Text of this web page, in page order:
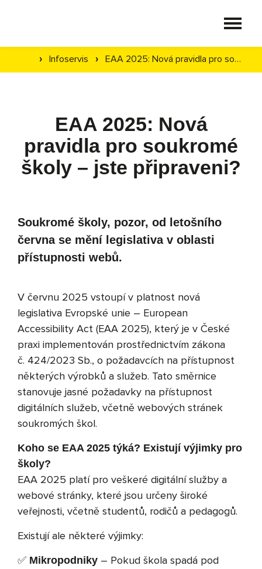
Pro školy
Reference
Kontakt
Vyhledávání
› Infoservis › EAA 2025: Nová pravidla pro soukromé školy – jste připraveni?
EAA 2025: Nová
pravidla pro soukromé
školy – jste připraveni?
Soukromé školy, pozor, od letošního
června se mění legislativa v oblasti
přístupnosti webů.
V červnu 2025 vstoupí v platnost nová
legislativa Evropské unie – European
Accessibility Act (EAA 2025), který je v České
praxi implementován prostřednictvím zákona
č. 424/2023 Sb., o požadavcích na přístupnost
některých výrobků a služeb. Tato směrnice
stanovuje jasné požadavky na přístupnost
digitálních služeb, včetně webových stránek
soukromých škol.
Koho se EAA 2025 týká? Existují výjimky pro
školy?
EAA 2025 platí pro veškeré digitální služby a
webové stránky, které jsou určeny široké
veřejnosti, včetně studentů, rodičů a pedagogů.
Existují ale některé výjimky:
✅ Mikropodniky – Pokud škola spadá pod